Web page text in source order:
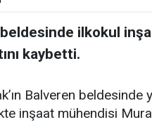
beldesinde ilkokul
kaybetti.
Balveren beldesinde
inşaat mühendisi